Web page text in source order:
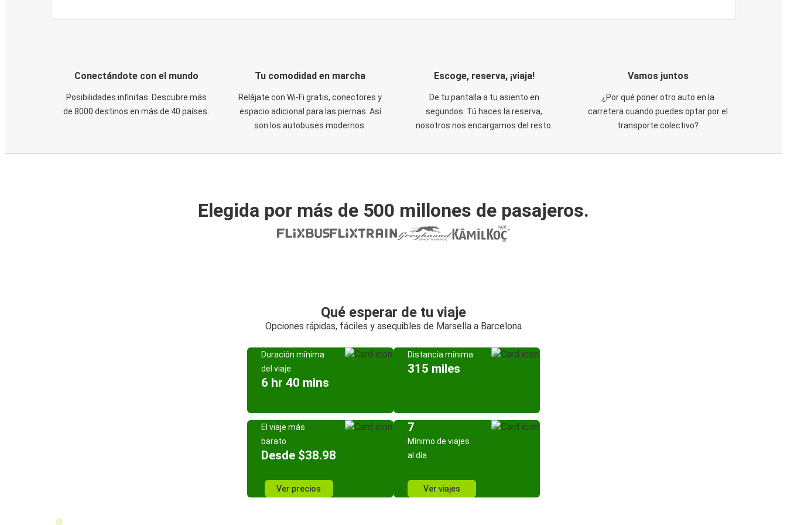
Conectándote con el mundo
Posibilidades infinitas. Descubre más
de 8000 destinos en más de 40 países.
Tu comodidad en marcha
Relájate con Wi-Fi gratis, conectores y
espacio adicional para las piernas. Así
son los autobuses modernos.
Escoge, reserva, ¡viaja!
De tu pantalla a tu asiento en
segundos. Tú haces la reserva,
nosotros nos encargamos del resto.
Vamos juntos
¿Por qué poner otro auto en la
carretera cuando puedes optar por el
transporte colectivo?
Elegida por más de 500 millones de pasajeros.
Qué esperar de tu viaje
Opciones rápidas, fáciles y asequibles de Marsella a Barcelona
Duración mínima
del viaje
6 hr 40 mins
Distancia mínima
315 miles
El viaje más
barato
Desde $38.98
Ver precios
7
Mínimo de viajes
al día
Ver viajes